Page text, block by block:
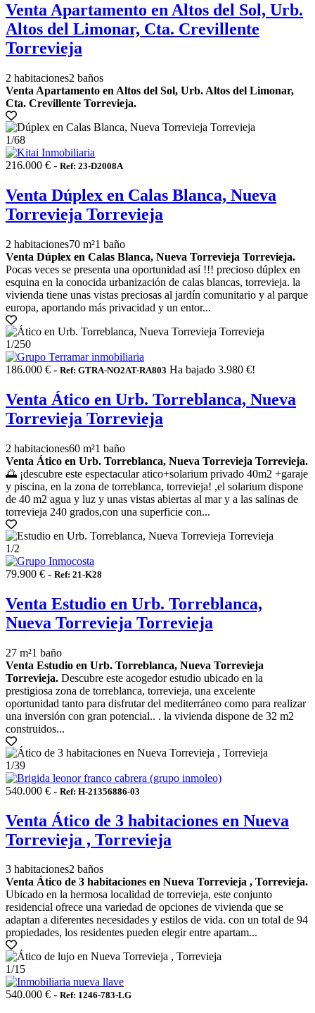
Venta Apartamento en Altos del Sol, Urb.
Altos del Limonar, Cta. Crevillente
Torrevieja
2 habitaciones2 baños
Venta Apartamento en Altos del Sol, Urb. Altos del Limonar,
Cta. Crevillente Torrevieja.
1/68
216.000 € - Ref: 23-D2008A
Venta Dúplex en Calas Blanca, Nueva
Torrevieja Torrevieja
2 habitaciones70 m²1 baño
Venta Dúplex en Calas Blanca, Nueva Torrevieja Torrevieja.
Pocas veces se presenta una oportunidad así !!! precioso dúplex en
esquina en la conocida urbanización de calas blancas, torrevieja. la
vivienda tiene unas vistas preciosas al jardín comunitario y al parque
europa, aportando más privacidad y un entor...
1/250
186.000 € - Ref: GTRA-NO2AT-RA803 Ha bajado 3.980 €!
Venta Ático en Urb. Torreblanca, Nueva
Torrevieja Torrevieja
2 habitaciones60 m²1 baño
Venta Ático en Urb. Torreblanca, Nueva Torrevieja Torrevieja.
🌅 ¡descubre este espectacular atico+solarium privado 40m2 +garaje
y piscina, en la zona de torreblanca, torrevieja! ,el solarium dispone
de 40 m2 agua y luz y unas vistas abiertas al mar y a las salinas de
torrevieja 240 grados,con una superficie con...
1/2
79.900 € - Ref: 21-K28
Venta Estudio en Urb. Torreblanca,
Nueva Torrevieja Torrevieja
27 m²1 baño
Venta Estudio en Urb. Torreblanca, Nueva Torrevieja
Torrevieja. Descubre este acogedor estudio ubicado en la
prestigiosa zona de torreblanca, torrevieja, una excelente
oportunidad tanto para disfrutar del mediterráneo como para realizar
una inversión con gran potencial.. . la vivienda dispone de 32 m2
construidos...
1/39
540.000 € - Ref: H-21356886-03
Venta Ático de 3 habitaciones en Nueva
Torrevieja , Torrevieja
3 habitaciones2 baños
Venta Ático de 3 habitaciones en Nueva Torrevieja , Torrevieja.
Ubicado en la hermosa localidad de torrevieja, este conjunto
residencial ofrece una variedad de opciones de vivienda que se
adaptan a diferentes necesidades y estilos de vida. con un total de 94
propiedades, los residentes pueden elegir entre apartam...
1/15
540.000 € - Ref: 1246-783-LG